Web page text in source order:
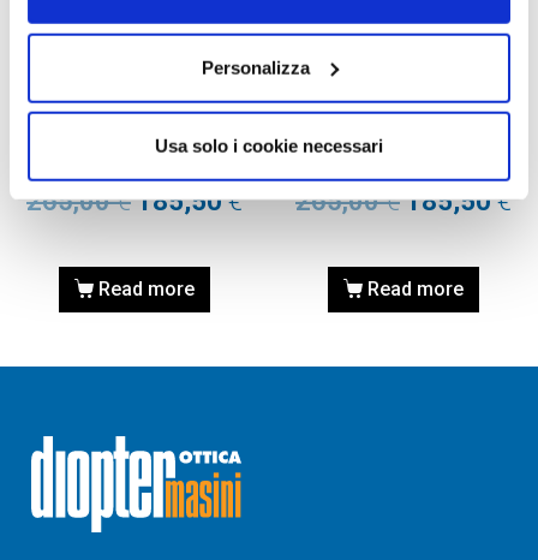
Personalizza
Usa solo i cookie necessari
OCCHIALE DA VISTA,
PERSOL
Occhiale PERSOL 0PO1023V
1021 55
265,00€ 185,50€
Read more
OCCHIALE DA VISTA,
PERSOL
Occhiale PERSOL 0PO1023V
1021 55
265,00€ 185,50€
Read more